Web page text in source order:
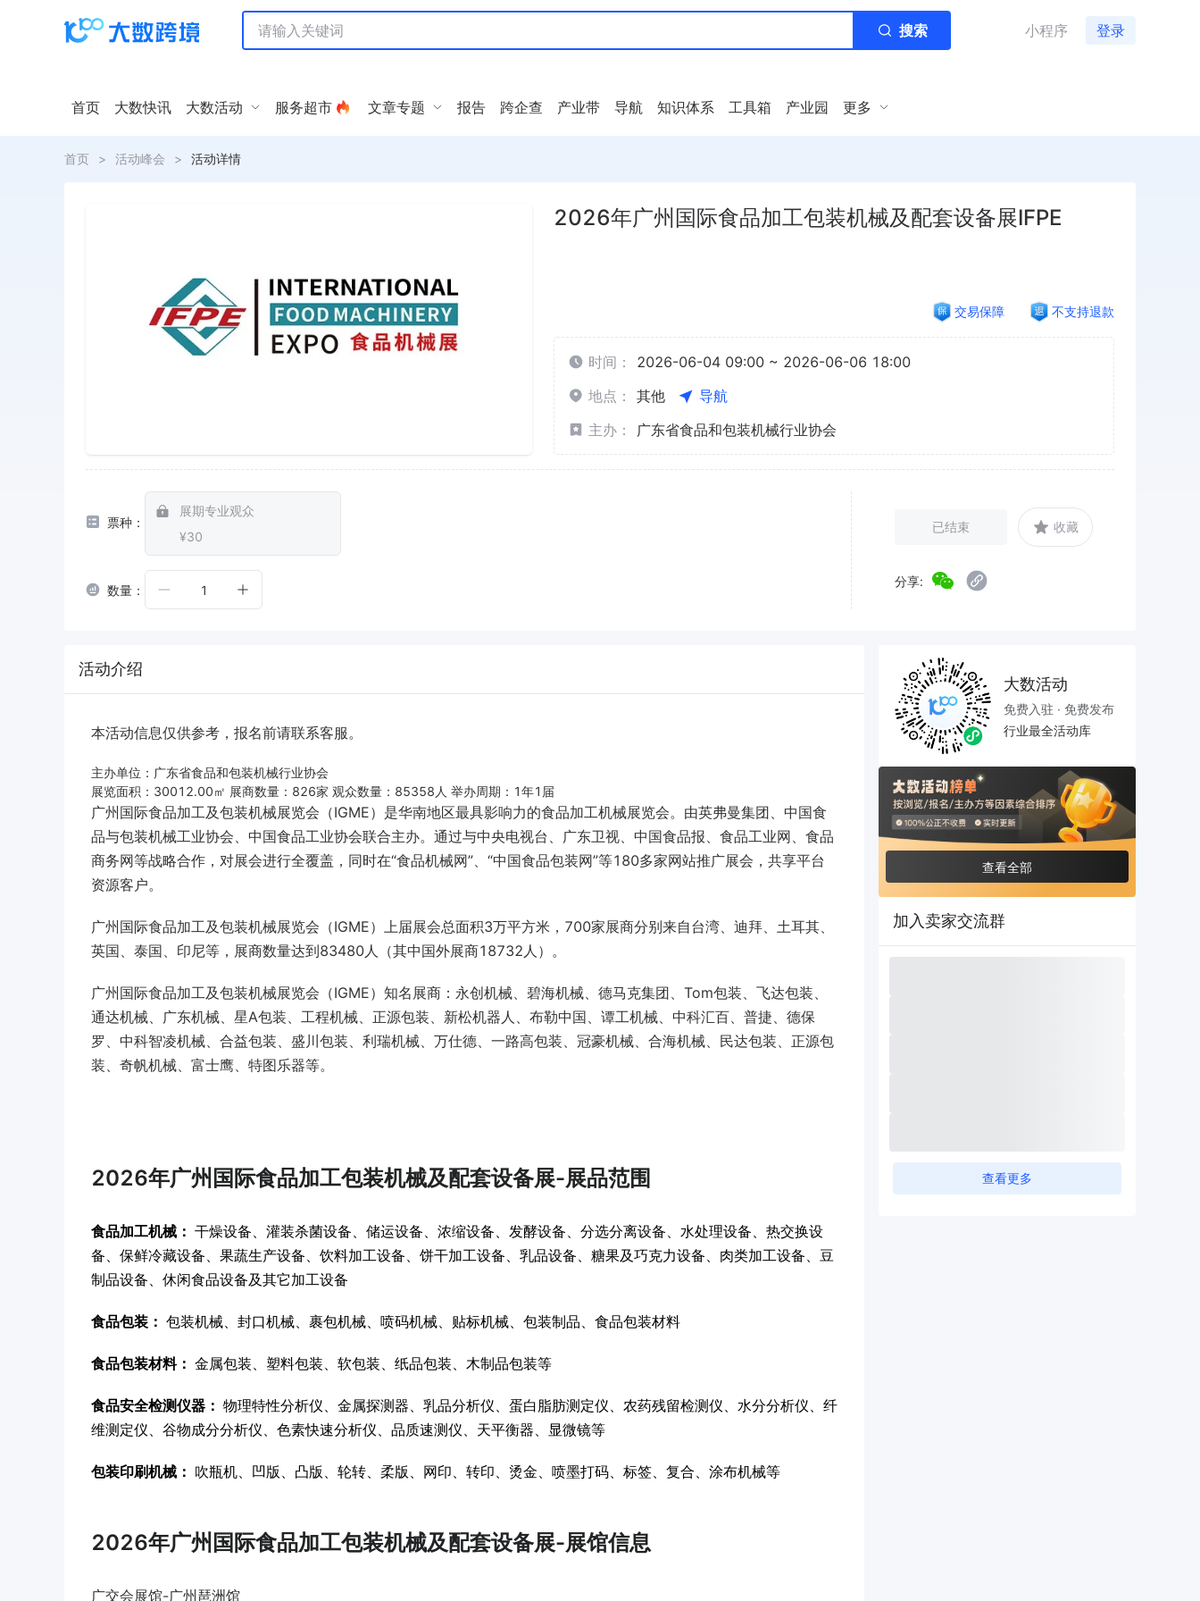
搜索 小程序 登录
首页 大数快讯 大数活动 服务超市 文章专题 报告 跨企查 产业带 导航 知识体系 工具箱 产业园 更多
首页 > 活动峰会 > 活动详情
2026年广州国际食品加工包装机械及配套设备展IFPE
交易保障 不支持退款
时间：
2026-06-04 09:00 ~ 2026-06-06 18:00
地点：
其他
导航
主办：
广东省食品和包装机械行业协会
票种：
展期专业观众
¥30
数量： 1
已结束 收藏
分享:
活动介绍
本活动信息仅供参考，报名前请联系客服。
主办单位：广东省食品和包装机械行业协会
展览面积：30012.00㎡ 展商数量：826家 观众数量：85358人 举办周期：1年1届
广州国际食品加工及包装机械展览会（IGME）是华南地区最具影响力的食品加工机械展览会。由英弗曼集团、中国食
品与包装机械工业协会、中国食品工业协会联合主办。通过与中央电视台、广东卫视、中国食品报、食品工业网、食品
商务网等战略合作，对展会进行全覆盖，同时在“食品机械网”、“中国食品包装网”等180多家网站推广展会，共享平台
资源客户。
广州国际食品加工及包装机械展览会（IGME）上届展会总面积3万平方米，700家展商分别来自台湾、迪拜、土耳其、
英国、泰国、印尼等，展商数量达到83480人（其中国外展商18732人）。
广州国际食品加工及包装机械展览会（IGME）知名展商：永创机械、碧海机械、德马克集团、Tom包装、飞达包装、
通达机械、广东机械、星A包装、工程机械、正源包装、新松机器人、布勒中国、谭工机械、中科汇百、普捷、德保
罗、中科智凌机械、合益包装、盛川包装、利瑞机械、万仕德、一路高包装、冠豪机械、合海机械、民达包装、正源包
装、奇帆机械、富士鹰、特图乐器等。
2026年广州国际食品加工包装机械及配套设备展-展品范围
食品加工机械： 干燥设备、灌装杀菌设备、储运设备、浓缩设备、发酵设备、分选分离设备、水处理设备、热交换设
备、保鲜冷藏设备、果蔬生产设备、饮料加工设备、饼干加工设备、乳品设备、糖果及巧克力设备、肉类加工设备、豆
制品设备、休闲食品设备及其它加工设备
食品包装： 包装机械、封口机械、裹包机械、喷码机械、贴标机械、包装制品、食品包装材料
食品包装材料： 金属包装、塑料包装、软包装、纸品包装、木制品包装等
食品安全检测仪器： 物理特性分析仪、金属探测器、乳品分析仪、蛋白脂肪测定仪、农药残留检测仪、水分分析仪、纤
维测定仪、谷物成分分析仪、色素快速分析仪、品质速测仪、天平衡器、显微镜等
包装印刷机械： 吹瓶机、凹版、凸版、轮转、柔版、网印、转印、烫金、喷墨打码、标签、复合、涂布机械等
2026年广州国际食品加工包装机械及配套设备展-展馆信息
广交会展馆-广州琶洲馆
大数活动
免费入驻 · 免费发布
行业最全活动库
查看全部
加入卖家交流群
查看更多